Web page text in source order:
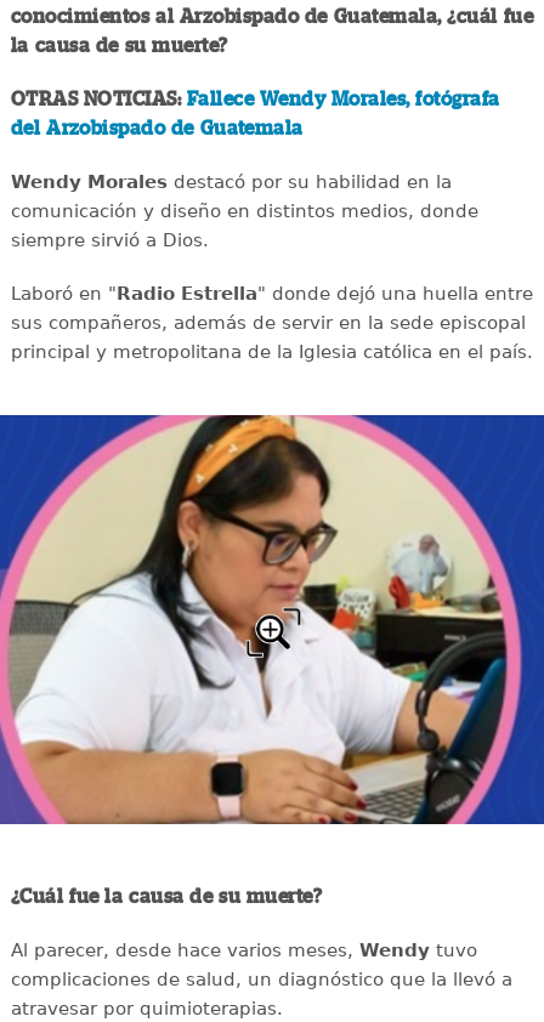
conocimientos al Arzobispado de Guatemala, ¿cuál fue
la causa de su muerte?
OTRAS NOTICIAS: Fallece Wendy Morales, fotógrafa
del Arzobispado de Guatemala
Wendy Moralesdestacó por su habilidad en la
comunicación y diseño en distintos medios, donde
siempre sirvió a Dios.
Laboró en " Radio Estrella" donde dejó una huella entre
sus compañeros, además de servir en la sede episcopal
principal y metropolitana de la Iglesia católica en el país.
¿Cuál fue la causa de su muerte?
Al parecer, desde hace varios meses, Wendytuvo
complicaciones de salud, un diagnóstico que la llevó a
atravesar por quimioterapias.